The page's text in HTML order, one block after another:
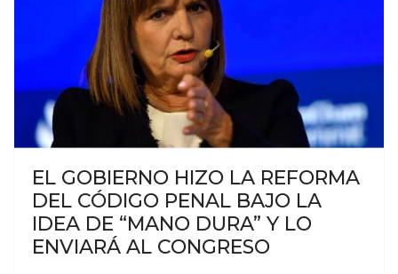
EL GOBIERNO HIZO LA REFORMA
DEL CÓDIGO PENAL BAJO LA
IDEA DE “MANO DURA” Y LO
ENVIARÁ AL CONGRESO